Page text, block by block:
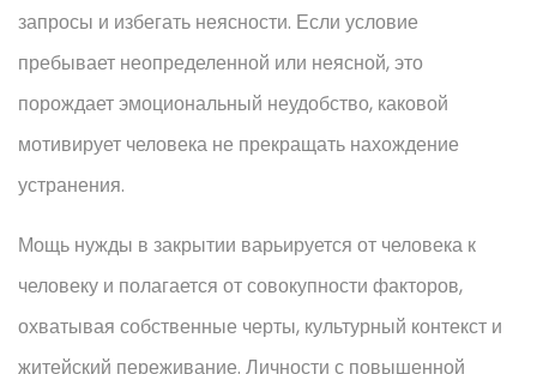
запросы и избегать неясности. Если условие
пребывает неопределенной или неясной, это
порождает эмоциональный неудобство, каковой
мотивирует человека не прекращать нахождение
устранения.
Мощь нужды в закрытии варьируется от человека к
человеку и полагается от совокупности факторов,
охватывая собственные черты, культурный контекст и
житейский переживание. Личности с повышенной